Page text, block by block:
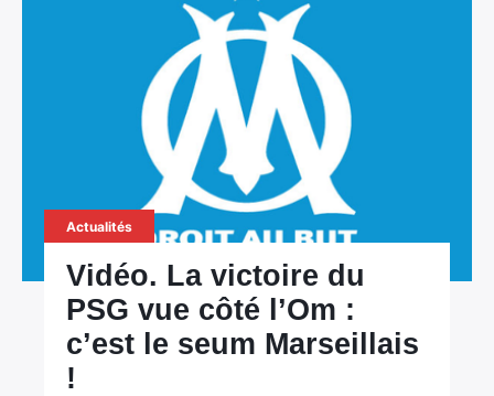
Actualités
Vidéo. La victoire du
PSG vue côté l’Om :
c’est le seum Marseillais
!